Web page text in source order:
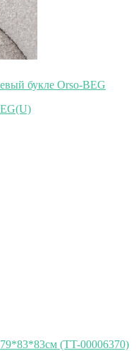
букле Orso-BEG
(TT-00006370)